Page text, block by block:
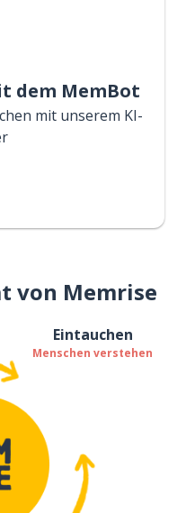
dem MemBot
mit unserem KI-
von Memrise
Eintauchen
Menschen verstehen